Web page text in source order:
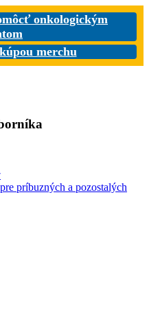
onkologickým
merchu
príbuzných a pozostalých